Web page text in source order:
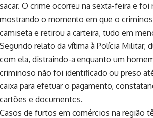
sacar. O crime ocorreu na sexta-feira e foi
mostrando o momento em que o
camiseta e retirou a carteira, tudo em
Segundo relato da vítima à Polícia Militar,
com ela, distraindo-a enquanto um
criminoso não foi identificado ou preso
caixa para efetuar o pagamento,
cartões e documentos.
Casos de furtos em comércios na região